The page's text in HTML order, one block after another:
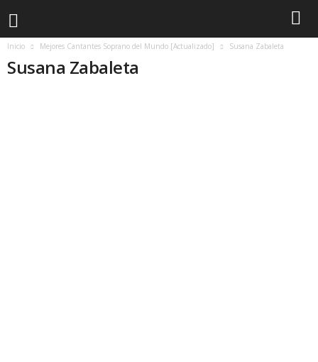
Inicio Mejores Cantantes Soprano del Mundo [Actualizado] Susana Zabaleta
Susana Zabaleta